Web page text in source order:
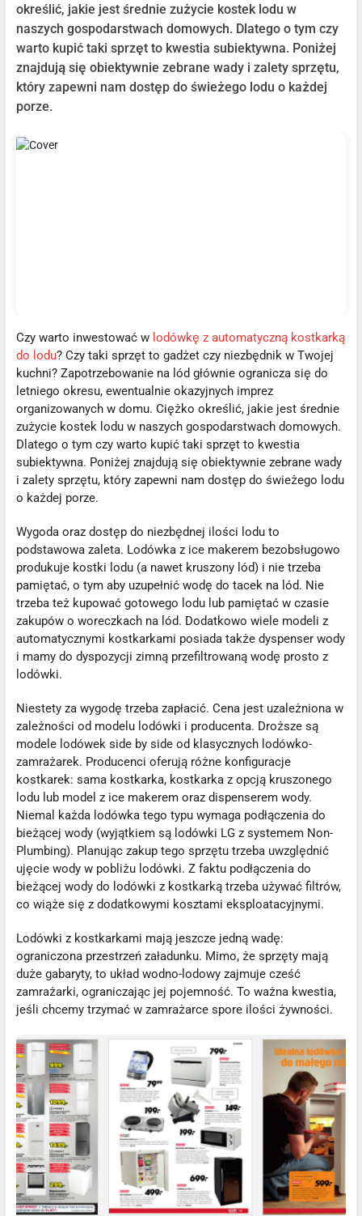
określić, jakie jest średnie zużycie kostek lodu w
naszych gospodarstwach domowych. Dlatego o tym czy
warto kupić taki sprzęt to kwestia subiektywna. Poniżej
znajdują się obiektywnie zebrane wady i zalety sprzętu,
który zapewni nam dostęp do świeżego lodu o każdej
porze.
Czy warto inwestować w lodówkę z automatyczną kostkarką
do lodu? Czy taki sprzęt to gadżet czy niezbędnik w Twojej
kuchni? Zapotrzebowanie na lód głównie ogranicza się do
letniego okresu, ewentualnie okazyjnych imprez
organizowanych w domu. Ciężko określić, jakie jest średnie
zużycie kostek lodu w naszych gospodarstwach domowych.
Dlatego o tym czy warto kupić taki sprzęt to kwestia
subiektywna. Poniżej znajdują się obiektywnie zebrane wady
i zalety sprzętu, który zapewni nam dostęp do świeżego lodu
o każdej porze.
Wygoda oraz dostęp do niezbędnej ilości lodu to
podstawowa zaleta. Lodówka z ice makerem bezobsługowo
produkuje kostki lodu (a nawet kruszony lód) i nie trzeba
pamiętać, o tym aby uzupełnić wodę do tacek na lód. Nie
trzeba też kupować gotowego lodu lub pamiętać w czasie
zakupów o woreczkach na lód. Dodatkowo wiele modeli z
automatycznymi kostkarkami posiada także dyspenser wody
i mamy do dyspozycji zimną przefiltrowaną wodę prosto z
lodówki.
Niestety za wygodę trzeba zapłacić. Cena jest uzależniona w
zależności od modelu lodówki i producenta. Droższe są
modele lodówek side by side od klasycznych lodówko-
zamrażarek. Producenci oferują różne konfiguracje
kostkarek: sama kostkarka, kostkarka z opcją kruszonego
lodu lub model z ice makerem oraz dispenserem wody.
Niemal każda lodówka tego typu wymaga podłączenia do
bieżącej wody (wyjątkiem są lodówki LG z systemem Non-
Plumbing). Planując zakup tego sprzętu trzeba uwzględnić
ujęcie wody w pobliżu lodówki. Z faktu podłączenia do
bieżącej wody do lodówki z kostkarką trzeba używać filtrów,
co wiąże się z dodatkowymi kosztami eksploatacyjnymi.
Lodówki z kostkarkami mają jeszcze jedną wadę:
ograniczona przestrzeń załadunku. Mimo, że sprzęty mają
duże gabaryty, to układ wodno-lodowy zajmuje cześć
zamrażarki, ograniczając jej pojemność. To ważna kwestia,
jeśli chcemy trzymać w zamrażarce spore ilości żywności.